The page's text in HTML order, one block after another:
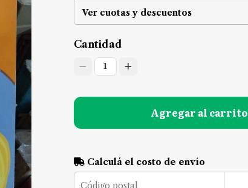
Ver cuotas y descuentos
Cantidad
1
Agregar al carrito
Calculá el costo de envío